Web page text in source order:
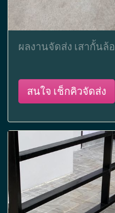
ผลงานจัดส่ง เสากั้นล้อ
สนใจ เช็กคิวจัดส่ง